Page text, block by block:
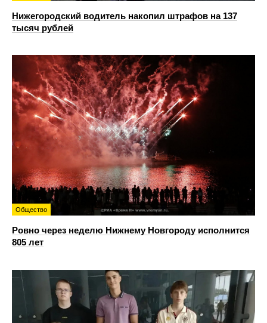
Нижегородский водитель накопил штрафов на 137
тысяч рублей
Общество
Ровно через неделю Нижнему Новгороду исполнится
805 лет